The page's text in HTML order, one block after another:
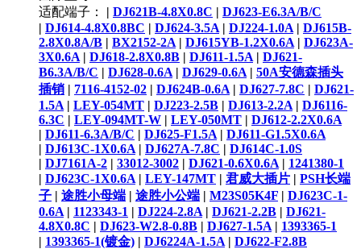
适配端子：
| DJ621B-4.8X0.8C | DJ623-E6.3A/B/C
| DJ614-4.8X0.8BC | DJ624-3.5A | DJ224-1.0A | DJ615B-
2.8X0.8A/B | BX2152-2A | DJ615YB-1.2X0.6A | DJ623A-
3X0.6A | DJ618-2.8X0.8B | DJ611-1.5A | DJ621-
B6.3A/B/C | DJ628-0.6A | DJ629-0.6A | 50A安德森插头
插销 | 7116-4152-02 | DJ624B-0.6A | DJ627-7.8C | DJ621-
1.5A | LEY-054MT | DJ223-2.5B | DJ613-2.2A | DJ6116-
6.3C | LEY-094MT-W | LEY-050MT | DJ612-2.2X0.6A
| DJ611-6.3A/B/C | DJ625-F1.5A | DJ611-G1.5X0.6A
| DJ613C-1X0.6A | DJ627A-7.8C | DJ614C-1.0S
| DJ7161A-2 | 33012-3002 | DJ621-0.6X0.6A | 1241380-1
| DJ623C-1X0.6A | LEY-147MT | 君威大插片 | PSH长端
子 | 途胜小母端 | 途胜小公端 | M23S05K4F | DJ623C-1-
0.6A | 1123343-1 | DJ224-2.8A | DJ621-2.2B | DJ621-
4.8X0.8C | DJ623-W2.8-0.8B | DJ627-1.5A | 1393365-1
| 1393365-1(镀金) | DJ6224A-1.5A | DJ622-F2.8B